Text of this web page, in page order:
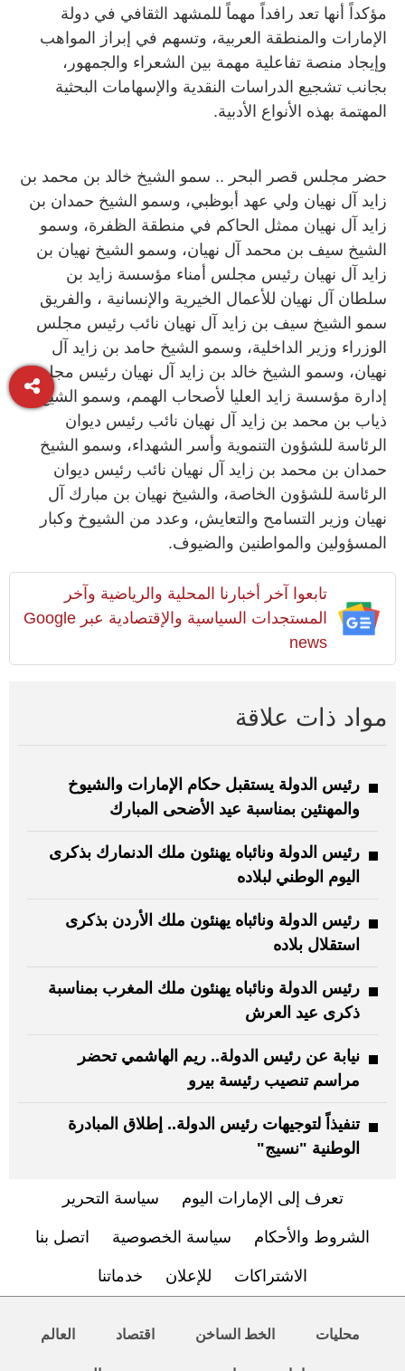
مؤكداً أنها تعد رافداً مهماً للمشهد الثقافي في دولة
الإمارات والمنطقة العربية، وتسهم في إبراز المواهب
وإيجاد منصة تفاعلية مهمة بين الشعراء والجمهور،
بجانب تشجيع الدراسات النقدية والإسهامات البحثية
المهتمة بهذه الأنواع الأدبية.
حضر مجلس قصر البحر .. سمو الشيخ خالد بن محمد بن
زايد آل نهيان ولي عهد أبوظبي، وسمو الشيخ حمدان بن
زايد آل نهيان ممثل الحاكم في منطقة الظفرة، وسمو
الشيخ سيف بن محمد آل نهيان، وسمو الشيخ نهيان بن
زايد آل نهيان رئيس مجلس أمناء مؤسسة زايد بن
سلطان آل نهيان للأعمال الخيرية والإنسانية ، والفريق
سمو الشيخ سيف بن زايد آل نهيان نائب رئيس مجلس
الوزراء وزير الداخلية، وسمو الشيخ حامد بن زايد آل
نهيان، وسمو الشيخ خالد بن زايد آل نهيان رئيس مجلس
إدارة مؤسسة زايد العليا لأصحاب الهمم، وسمو الشيخ
ذياب بن محمد بن زايد آل نهيان نائب رئيس ديوان
الرئاسة للشؤون التنموية وأسر الشهداء، وسمو الشيخ
حمدان بن محمد بن زايد آل نهيان نائب رئيس ديوان
الرئاسة للشؤون الخاصة، والشيخ نهيان بن مبارك آل
نهيان وزير التسامح والتعايش، وعدد من الشيوخ وكبار
المسؤولين والمواطنين والضيوف.
تابعوا آخر أخبارنا المحلية والرياضية وآخر
المستجدات السياسية والإقتصادية عبر Google
news
مواد ذات علاقة
رئيس الدولة يستقبل حكام الإمارات والشيوخ
والمهنئين بمناسبة عيد الأضحى المبارك
رئيس الدولة ونائباه يهنئون ملك الدنمارك بذكرى
اليوم الوطني لبلاده
رئيس الدولة ونائباه يهنئون ملك الأردن بذكرى
استقلال بلاده
رئيس الدولة ونائباه يهنئون ملك المغرب بمناسبة
ذكرى عيد العرش
نيابة عن رئيس الدولة.. ريم الهاشمي تحضر
مراسم تنصيب رئيسة بيرو
تنفيذاً لتوجيهات رئيس الدولة.. إطلاق المبادرة
الوطنية "نسيج"
تعرف إلى الإمارات اليوم سياسة التحرير
الشروط والأحكام سياسة الخصوصية اتصل بنا
الاشتراكات للإعلان خدماتنا
محليات الخط الساخن اقتصاد العالم